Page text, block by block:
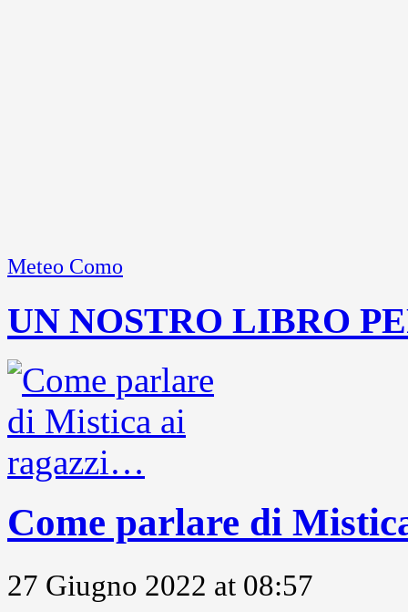
Meteo Como
UN NOSTRO LIBRO
Come parlare di
27 Giugno 2022 at 08:57